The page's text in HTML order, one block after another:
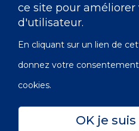
ce site pour
d'utilisateur.
En cliquant sur un lien de
donnez votre
cookies.
OK je
Courriel